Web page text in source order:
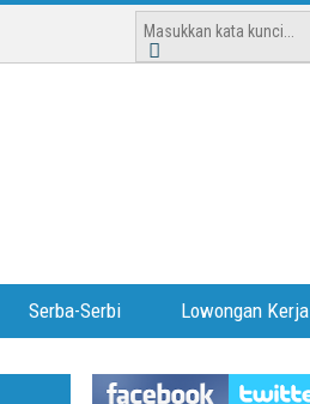
Serba-Serbi Lowongan Kerja